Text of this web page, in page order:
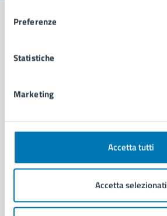
Preferenze
Statistiche
Marketing
Accetta tutti
Accetta selezionati
Comune di Napoli
AMMINISTRAZIONE
Organi di governo
Enti e fondazioni
Personale amministrativo